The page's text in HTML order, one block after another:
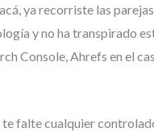
ya recorriste las
y no ha transpirado
Console, Ahrefs en el
te falte cualquier